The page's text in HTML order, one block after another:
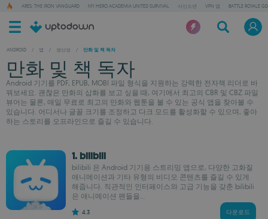
ARES: THE IRON VANGUARD MY HERO ACADEMIA UNITED SURVIVAL 사신소년 VPN 앱 BATTLE ROYALE GD
ANDROID / 앱 / 생산성 / 만화 및 책 독자
만화 및 책 독자
Android 기기를 PDF, EPUB, MOBI 파일 형식을 지원하는 강력한 전자책 리더로 바
꿔보세요. 괜찮은 만화의 삽화를 보고 싶을 때, 여기에서 최고의 CBR 및 CBZ 파일
뷰어는 물론, 매일 무료로 최고의 만화와 웹툰을 볼 수 있는 공식 앱을 찾아볼 수
있습니다. 어디서나 글꼴 크기를 조정하고 다크 모드를 활성화할 수 있으며, 좋아
하는 스토리를 오프라인으로 즐길 수 있습니다.
1. bilibili
bilibili 은 Android 기기용 스트리밍 앱으로, 다양한 고화질
애니메이션과 기타 유형의 비디오 콘텐츠를 즐길 수 있게
해줍니다. 직관적인 인터페이스와 고급 기능을 갖춘 bilibili
은 애니메이션 팬들을...
4.3 다운로드